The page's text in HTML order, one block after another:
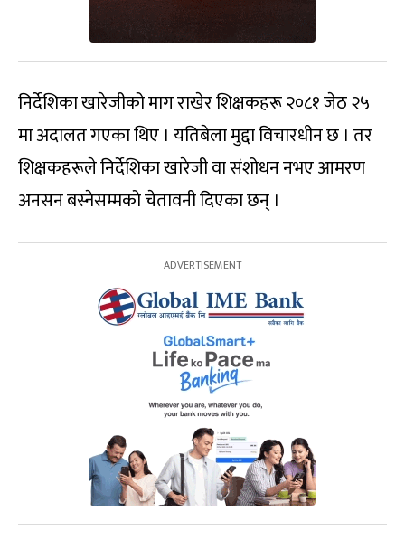
निर्देशिका खारेजीको माग राखेर शिक्षकहरू २०८१ जेठ २५
मा अदालत गएका थिए । यतिबेला मुद्दा विचारधीन छ । तर
शिक्षकहरूले निर्देशिका खारेजी वा संशोधन नभए आमरण
अनसन बस्नेसम्मको चेतावनी दिएका छन् ।